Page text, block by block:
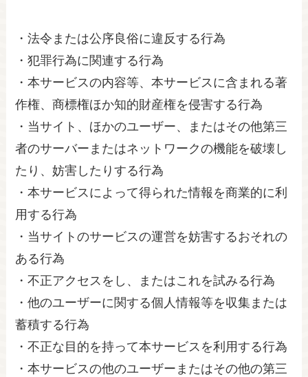
・法令または公序良俗に違反する行為
・犯罪行為に関連する行為
・本サービスの内容等、本サービスに含まれる著
作権、商標権ほか知的財産権を侵害する行為
・当サイト、ほかのユーザー、またはその他第三
者のサーバーまたはネットワークの機能を破壊し
たり、妨害したりする行為
・本サービスによって得られた情報を商業的に利
用する行為
・当サイトのサービスの運営を妨害するおそれの
ある行為
・不正アクセスをし、またはこれを試みる行為
・他のユーザーに関する個人情報等を収集または
蓄積する行為
・不正な目的を持って本サービスを利用する行為
・本サービスの他のユーザーまたはその他の第三